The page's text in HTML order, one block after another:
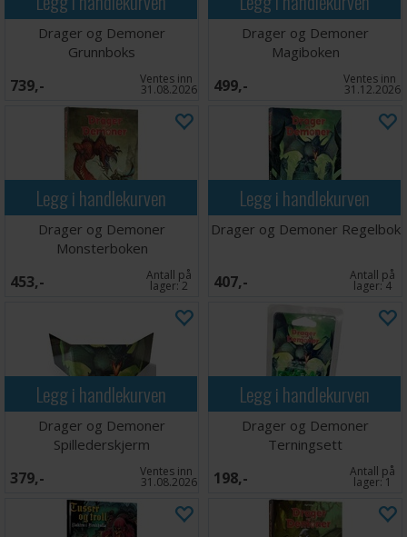
Drager og Demoner
Grunnboks
739,- Ventes inn
31.08.2026
Drager og Demoner
Magiboken
499,- Ventes inn
31.12.2026
Legg i handlekurven
Drager og Demoner
Monsterboken
453,- Antall på
lager:2
Legg i handlekurven
Drager og Demoner Regelbok
407,- Antall på
lager:4
Legg i handlekurven
Drager og Demoner
Spillederskjerm
379,- Ventes inn
31.08.2026
Legg i handlekurven
Drager og Demoner
Terningsett
198,- Antall på
lager:1